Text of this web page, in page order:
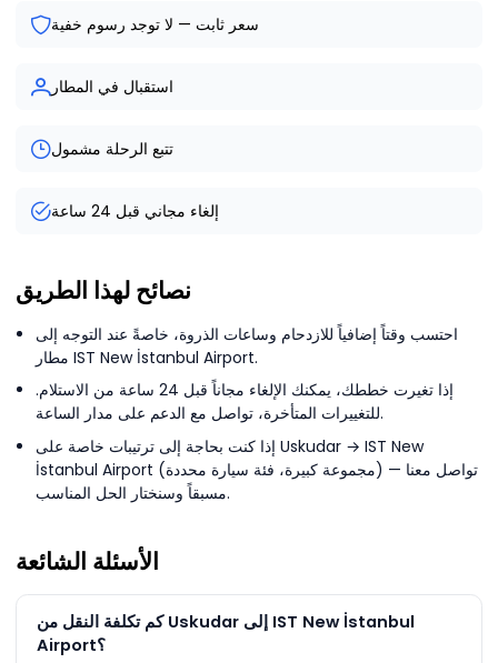
سعر ثابت — لا توجد رسوم خفية
استقبال في المطار
تتبع الرحلة مشمول
إلغاء مجاني قبل 24 ساعة
نصائح لهذا الطريق
احتسب وقتاً إضافياً للازدحام وساعات الذروة، خاصةً عند التوجه إلى
مطار IST New İstanbul Airport.
إذا تغيرت خططك، يمكنك الإلغاء مجاناً قبل 24 ساعة من الاستلام.
للتغييرات المتأخرة، تواصل مع الدعم على مدار الساعة.
إذا كنت بحاجة إلى ترتيبات خاصة على Uskudar → IST New
İstanbul Airport (مجموعة كبيرة، فئة سيارة محددة) — تواصل معنا
مسبقاً وسنختار الحل المناسب.
الأسئلة الشائعة
كم تكلفة النقل من Uskudar إلى IST New İstanbul
Airport؟